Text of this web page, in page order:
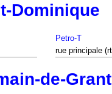
Dominique
Petro-T
rue principale
de-